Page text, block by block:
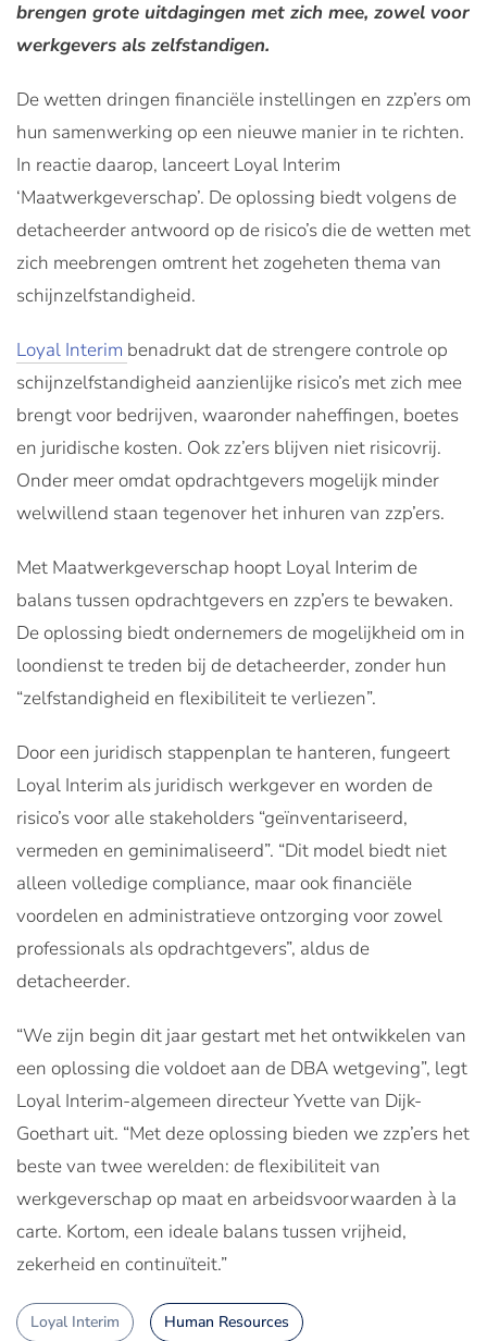
brengen grote uitdagingen met zich mee, zowel voor
werkgevers als zelfstandigen.
De wetten dringen financiële instellingen en zzp’ers om
hun samenwerking op een nieuwe manier in te richten.
In reactie daarop, lanceert Loyal Interim
‘Maatwerkgeverschap’. De oplossing biedt volgens de
detacheerder antwoord op de risico’s die de wetten met
zich meebrengen omtrent het zogeheten thema van
schijnzelfstandigheid.
Loyal Interim benadrukt dat de strengere controle op
schijnzelfstandigheid aanzienlijke risico’s met zich mee
brengt voor bedrijven, waaronder naheffingen, boetes
en juridische kosten. Ook zz’ers blijven niet risicovrij.
Onder meer omdat opdrachtgevers mogelijk minder
welwillend staan tegenover het inhuren van zzp’ers.
Met Maatwerkgeverschap hoopt Loyal Interim de
balans tussen opdrachtgevers en zzp’ers te bewaken.
De oplossing biedt ondernemers de mogelijkheid om in
loondienst te treden bij de detacheerder, zonder hun
“zelfstandigheid en flexibiliteit te verliezen”.
Door een juridisch stappenplan te hanteren, fungeert
Loyal Interim als juridisch werkgever en worden de
risico’s voor alle stakeholders “geïnventariseerd,
vermeden en geminimaliseerd”. “Dit model biedt niet
alleen volledige compliance, maar ook financiële
voordelen en administratieve ontzorging voor zowel
professionals als opdrachtgevers”, aldus de
detacheerder.
“We zijn begin dit jaar gestart met het ontwikkelen van
een oplossing die voldoet aan de DBA wetgeving”, legt
Loyal Interim-algemeen directeur Yvette van Dijk-
Goethart uit. “Met deze oplossing bieden we zzp’ers het
beste van twee werelden: de flexibiliteit van
werkgeverschap op maat en arbeidsvoorwaarden à la
carte. Kortom, een ideale balans tussen vrijheid,
zekerheid en continuïteit.”
Loyal Interim Human Resources